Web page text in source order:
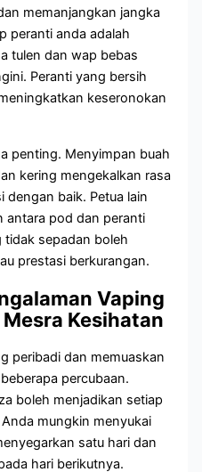
memanjangkan jangka
peranti anda adalah
tulen dan wap bebas
Peranti yang bersih
keseronokan
penting. Menyimpan buah
kering mengekalkan rasa
dengan baik. Petua lain
antara pod dan peranti
tidak sepadan boleh
prestasi berkurangan.
Vaping
Kesihatan
peribadi dan memuaskan
percubaan.
boleh menjadikan setiap
mungkin menyukai
satu hari dan
hari berikutnya.